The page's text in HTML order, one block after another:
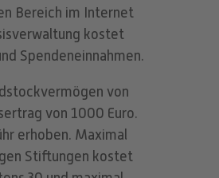
Bereich im Internet
kostet
Spendeneinnahmen.
von
von 1000 Euro.
erhoben. Maximal
Stiftungen kostet